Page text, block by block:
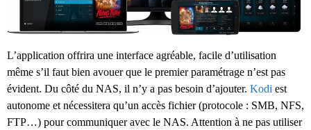
L’application offrira une interface agréable, facile d’utilisation
même s’il faut bien avouer que le premier paramétrage n’est pas
évident. Du côté du NAS, il n’y a pas besoin d’ajouter. Kodi est
autonome et nécessitera qu’un accès fichier (protocole : SMB, NFS,
FTP…) pour communiquer avec le NAS. Attention à ne pas utiliser